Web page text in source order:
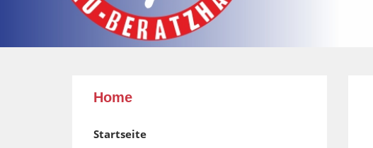
Home
Startseite